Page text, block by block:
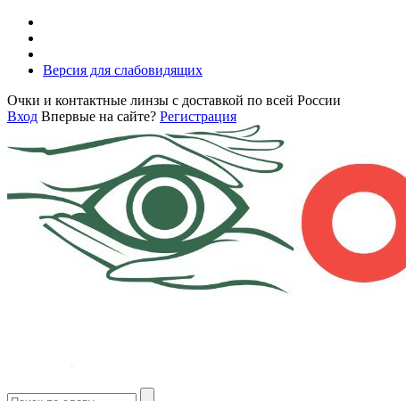
Версия для слабовидящих
Очки и контактные линзы с доставкой по всей России
Вход Впервые на сайте? Регистрация